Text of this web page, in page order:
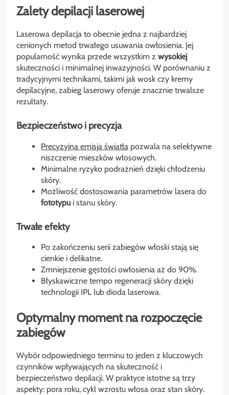
Zalety depilacji laserowej
Laserowa depilacja to obecnie jedna z najbardziej
cenionych metod trwałego usuwania owłosienia. Jej
popularność wynika przede wszystkim z wysokiej
skuteczności i minimalnej inwazyjności. W porównaniu z
tradycyjnymi technikami, takimi jak wosk czy kremy
depilacyjne, zabieg laserowy oferuje znacznie trwalsze
rezultaty.
Bezpieczeństwo i precyzja
Precyzyjna emisja światła pozwala na selektywne
niszczenie mieszków włosowych.
Minimalne ryzyko podrażnień dzięki chłodzeniu
skóry.
Możliwość dostosowania parametrów lasera do
fototypu i stanu skóry.
Trwałe efekty
Po zakończeniu serii zabiegów włoski stają się
cienkie i delikatne.
Zmniejszenie gęstości owłosienia aż do 90%.
Błyskawiczne tempo regeneracji skóry dzięki
technologii IPL lub dioda laserowa.
Optymalny moment na rozpoczęcie
zabiegów
Wybór odpowiedniego terminu to jeden z kluczowych
czynników wpływających na skuteczność i
bezpieczeństwo depilacji. W praktyce istotne są trzy
aspekty: pora roku, cykl wzrostu włosa oraz stan skóry.